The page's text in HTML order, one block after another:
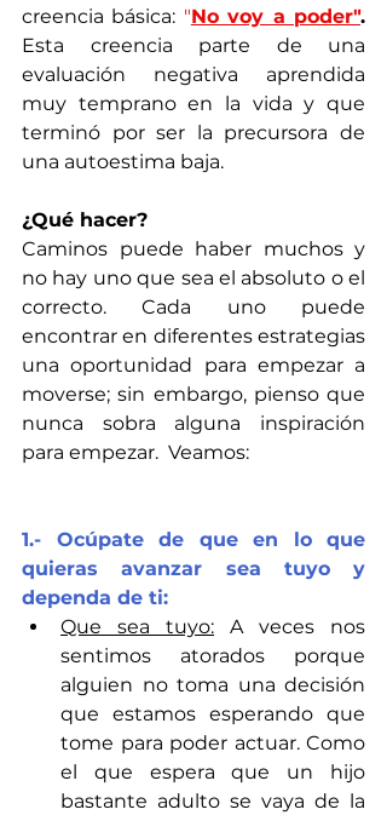
creencia básica: "No voy a poder"
Esta creencia parte de una
evaluación negativa aprendida
muy temprano en la vida y que
terminó por ser la precursora de
una autoestima baja.
¿Qué hacer?
Caminos puede haber muchos y
no hay uno que sea el absoluto o el
correcto. Cada uno puede
encontrar en diferentes estrategias
una oportunidad para empezar a
moverse; sin embargo, pienso que
nunca sobra alguna inspiración
para empezar.  Veamos:
1.- Ocúpate de que en lo que
quieras avanzar sea tuyo y
dependa de ti:
Que sea tuyo: A veces nos
sentimos atorados porque
alguien no toma una decisión
que estamos esperando que
tome para poder actuar. Como
el que espera que un hijo
bastante adulto se vaya de la